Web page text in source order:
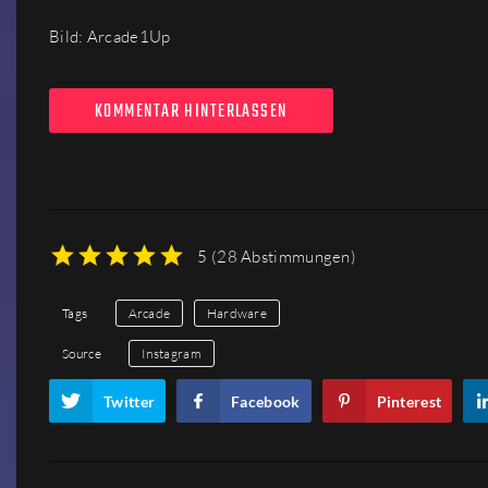
Bild: Arcade1Up
KOMMENTAR HINTERLASSEN
5 (28 Abstimmungen)
Tags Arcade Hardware
Source Instagram
Twitter Facebook Pinterest